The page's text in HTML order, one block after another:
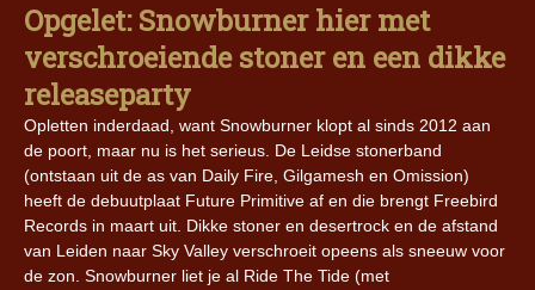
Opgelet: Snowburner hier met
verschroeiende stoner en een dikke
releaseparty
Opletten inderdaad, want Snowburner klopt al sinds 2012 aan
de poort, maar nu is het serieus. De Leidse stonerband
(ontstaan uit de as van Daily Fire, Gilgamesh en Omission)
heeft de debuutplaat Future Primitive af en die brengt Freebird
Records in maart uit. Dikke stoner en desertrock en de afstand
van Leiden naar Sky Valley verschroeit opeens als sneeuw voor
de zon. Snowburner liet je al Ride The Tide (met